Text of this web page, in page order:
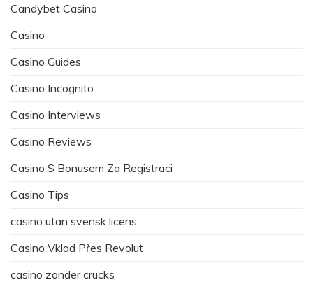
Candybet Casino
Casino
Casino Guides
Casino Incognito
Casino Interviews
Casino Reviews
Casino S Bonusem Za Registraci
Casino Tips
casino utan svensk licens
Casino Vklad Přes Revolut
casino zonder crucks